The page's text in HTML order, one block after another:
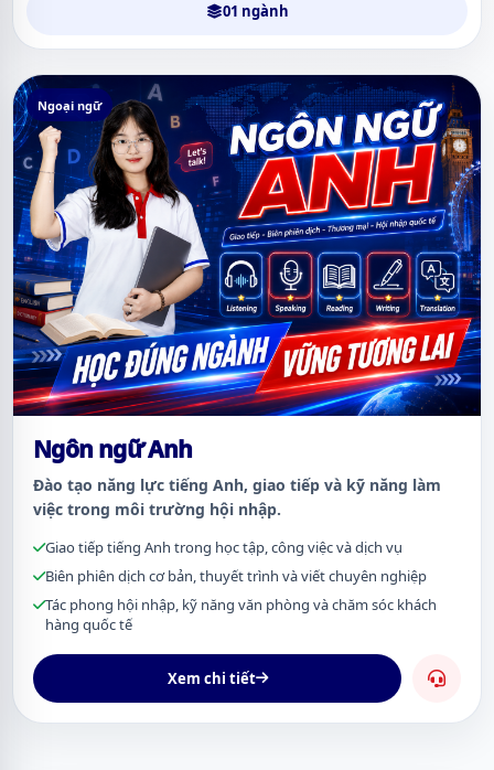
01 ngành
Ngoại ngữ
Ngôn ngữ Anh
Đào tạo năng lực tiếng Anh, giao tiếp và kỹ năng làm
việc trong môi trường hội nhập.
Giao tiếp tiếng Anh trong học tập, công việc và dịch vụ
Biên phiên dịch cơ bản, thuyết trình và viết chuyên nghiệp
Tác phong hội nhập, kỹ năng văn phòng và chăm sóc khách
hàng quốc tế
Xem chi tiết